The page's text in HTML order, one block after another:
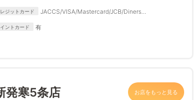
ジットカード
JACCS/VISA/Mastercard/JCB/Diners
ントカード 有
発寒5条店 お店をもっと見る